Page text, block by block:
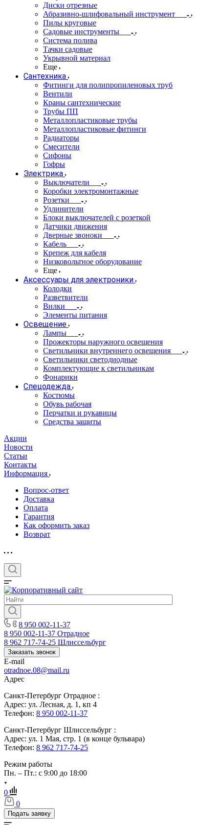
Диски отрезные
Абразивно-шлифовальный инструмент
Пилы круговые
Садовые инструменты
Система полива
Тачки садовые
Укрывной материал
Еще
Сантехника
Фитинги для полипропиленовых труб
Вентили
Краны сантехнические
Трубы ПП
Металлопластиковые трубы
Металлопластиковые фитинги
Радиаторы
Смесители
Сифоны
Гофры
Электрика
Выключатели
Коробки электромонтажные
Розетки
Удлинители
Блоки выключателей с розеткой
Датчики движения
Дверные звоноки
Кабель
Крепеж для кабеля
Низковольтное оборудование
Еще
Аксессуары для электроники
Колодки
Разветвители
Вилки
Элементы питания
Освещение
Лампы
Прожекторы наружного освещения
Светильники внутреннего освещения
Светильники светодиодные
Комплектующие к светильникам
Фонарики
Спецодежда
Костюмы
Обувь рабочая
Перчатки и рукавицы
Средства защиты
Акции
Новости
Статьи
Контакты
Информация
Вопрос-ответ
Доставка
Оплата
Гарантия
Как оформить заказ
Возврат
8 950 002-11-37
8 950 002-11-37 Отрадное
8 962 717-74-25 Шлиссельбург
Заказать звонок
E-mail
otradnoe.08@mail.ru
Адрес
Санкт-Петербург Отрадное :
Адрес: ул. Лесная, д. 1, кп 4
Телефон: 8 950 002-11-37
Санкт-Петербург Шлиссельбург :
Адрес: ул. 1 Мая, стр. 1 (в конце бульвара)
Телефон: 8 962 717-74-25
Режим работы
Пн. – Пт.: с 9:00 до 18:00
0
0
Подать заявку